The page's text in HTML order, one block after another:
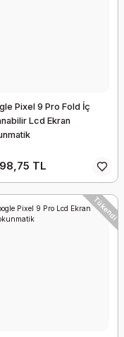
Pixel 9 Pro Fold İç
Lcd Ekran
TL
Tükendi